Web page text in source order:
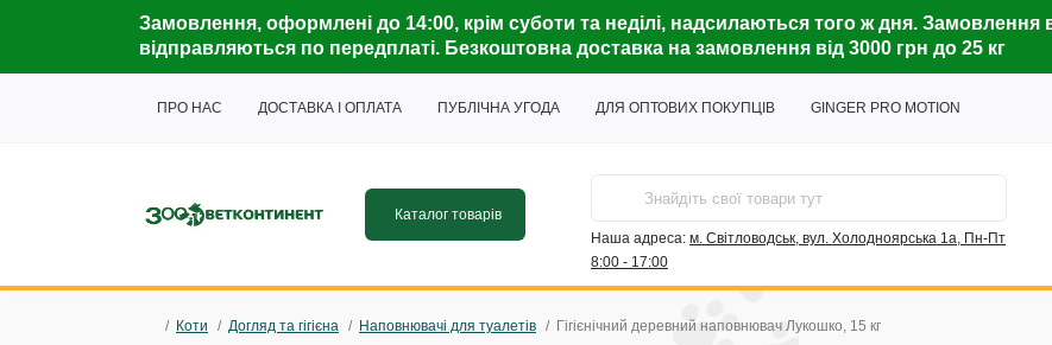
Замовлення, оформлені до 14:00, крім суботи та неділі, надсилаються того ж дня. Замовлення
відправляються по передплаті. Безкоштовна доставка на замовлення від 3000 грн до 25 кг
ПРО НАС ДОСТАВКА І ОПЛАТА ПУБЛІЧНА УГОДА ДЛЯ ОПТОВИХ ПОКУПЦІВ GINGER PRO MOTION
Каталог товарів
Наша адреса: м. Світловодськ, вул. Холодноярська 1а, Пн-Пт
8:00 - 17:00
Коти Догляд та гігієна Наповнювачі для туалетів Гігієнічний деревний наповнювач Лукошко, 15 кг